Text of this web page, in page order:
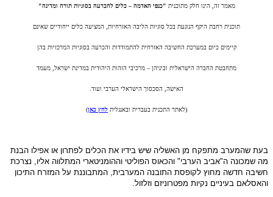
מאמר זה, הינו חלק מתוכנית "כנפי האדמה – כלים להכרעה בסוגיות תורה ומדינה"
תוכנית רחבת היקף הנוגעת בכל סוגיות הליבה האזרחיות, המציעה כלים ייחודיים שאינם
קיימים כיום במערכת החשיבה האזרחית להתמודדות והכרעה בסוגיות המרכזיות בהן
מתחבטת החברה הישראלית וביניהן – מרכיבי הזהות היהודית במדינת ישראל, מעמד
האישה, הסכסוך הישראלי הערבי ועוד.
(לאתר התכנית בעברית ובאנגלית לחץ כאן)
בעת שהמערב מתפקח מן האשליה שיש בידיו את הכלים לפתרון או אפילו הבנת
מה שמכונה ה"אביב הערבי" והכאוס הפוליטי וההומניטארי המתלווה אליו, נצרכת
חשיבה חדשה מחוץ לקופסת התובנה המערבית, המתבוננת על המזרח התיכון
והאסלאם בעיניים נקיות מפטרוניזם וזלזול.